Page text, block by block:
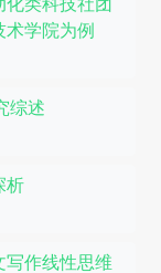
类科技社团
学院为例
综述
析
写作线性思维